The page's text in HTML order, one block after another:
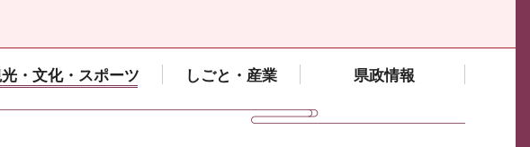
・文化・スポーツ しごと・産業 県政情報